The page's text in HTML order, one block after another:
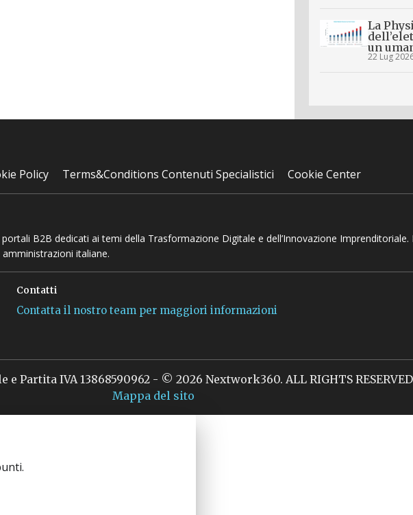
La
un
22 Lug
Policy Terms&Conditions Contenuti Specialistici Cookie Center
B2B dedicati ai temi della Trasformazione Digitale e dell’Innovazione Imprenditoriale.
italiane.
Contatti
Contatta il nostro team per maggiori informazioni
Partita IVA 13868590962 - © 2026 Nextwork360. ALL RIGHTS RESERVED.
Mappa del sito